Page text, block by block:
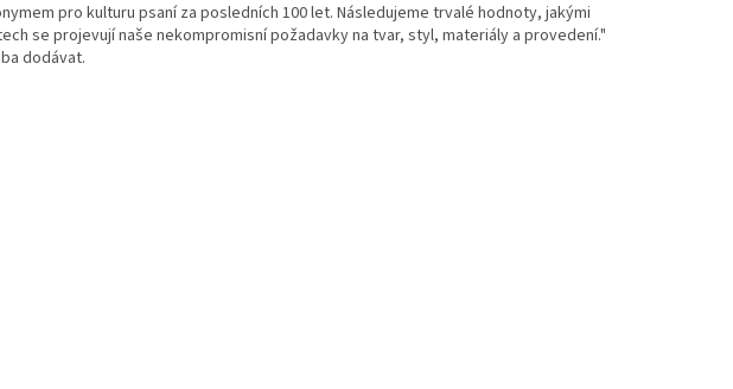
y
v
pro kulturu psaní za posledních 100 let. Následujeme trvalé hodnoty, jakými
se projevují naše nekompromisní požadavky na tvar, styl, materiály a provedení."
dodávat.